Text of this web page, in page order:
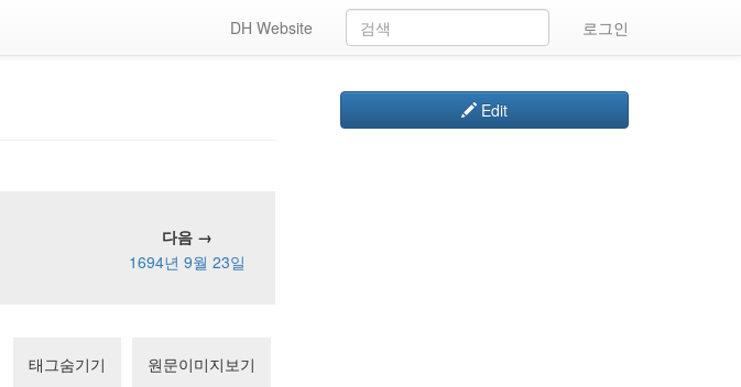
로그인
DH Website
다음 →
1694년 9월 23일
태그숨기기 원문이미지보기
Edit